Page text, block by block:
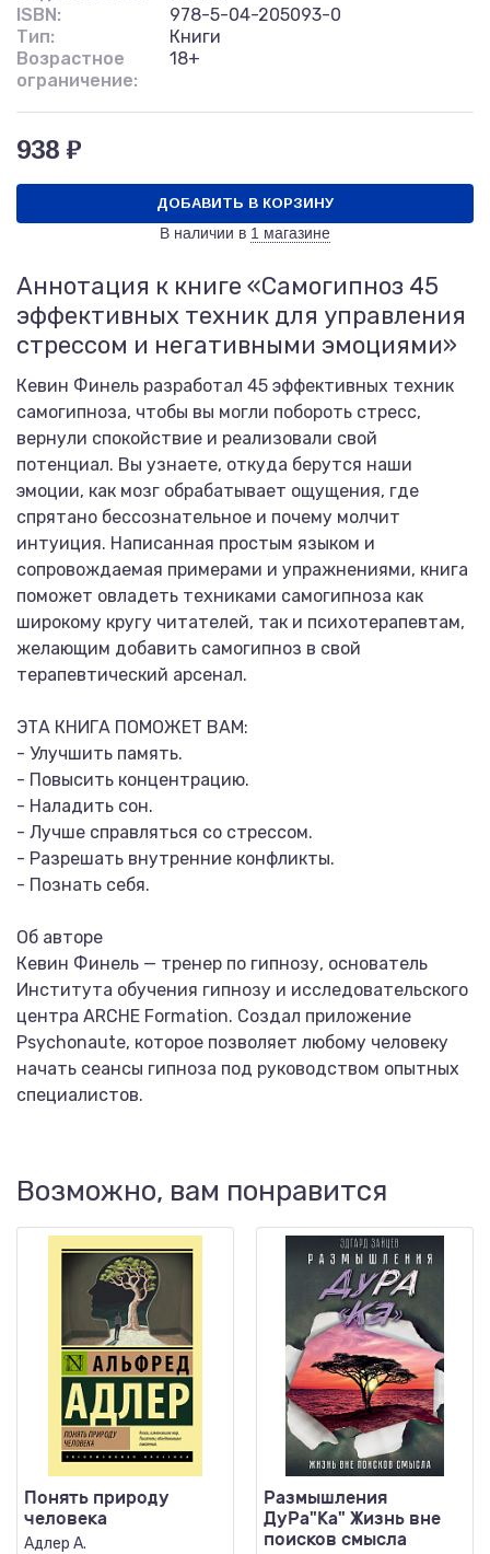
ISBN:
978-5-04-205093-0
Тип:
Книги
Возрастное
ограничение:
18+
938 ₽
ДОБАВИТЬ В КОРЗИНУ
В наличии в 1 магазине
Аннотация к книге «Самогипноз 45
эффективных техник для управления
стрессом и негативными эмоциями»
Кевин Финель разработал 45 эффективных техник
самогипноза, чтобы вы могли побороть стресс,
вернули спокойствие и реализовали свой
потенциал. Вы узнаете, откуда берутся наши
эмоции, как мозг обрабатывает ощущения, где
спрятано бессознательное и почему молчит
интуиция. Написанная простым языком и
сопровождаемая примерами и упражнениями, книга
поможет овладеть техниками самогипноза как
широкому кругу читателей, так и психотерапевтам,
желающим добавить самогипноз в свой
терапевтический арсенал.
ЭТА КНИГА ПОМОЖЕТ ВАМ:
- Улучшить память.
- Повысить концентрацию.
- Наладить сон.
- Лучше справляться со стрессом.
- Разрешать внутренние конфликты.
- Познать себя.
Об авторе
Кевин Финель — тренер по гипнозу, основатель
Института обучения гипнозу и исследовательского
центра ARCHE Formation. Создал приложение
Psychonaute, которое позволяет любому человеку
начать сеансы гипноза под руководством опытных
специалистов.
Возможно, вам понравится
Понять природу
человека
Адлер А.
Размышления
ДуРа"Ка" Жизнь вне
поисков смысла